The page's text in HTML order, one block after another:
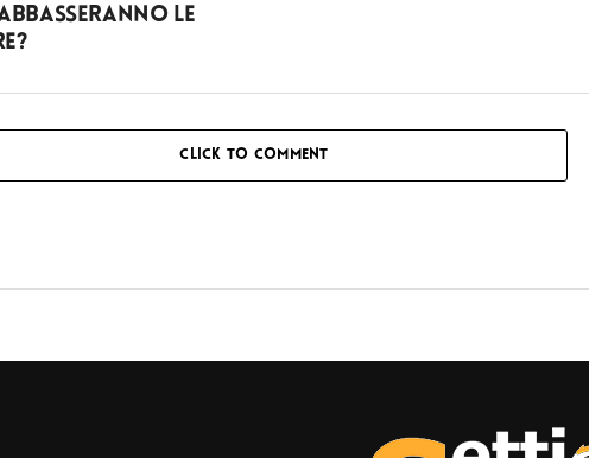
le
CLICK TO COMMENT